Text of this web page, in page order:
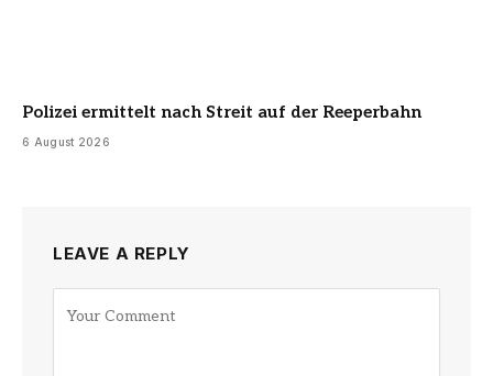
Polizei ermittelt nach Streit auf der Reeperbahn
6 August 2026
LEAVE A REPLY